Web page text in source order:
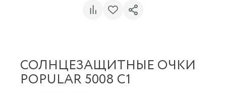
СОЛНЦЕЗАЩИТНЫЕ ОЧКИ
POPULAR 5008 C1